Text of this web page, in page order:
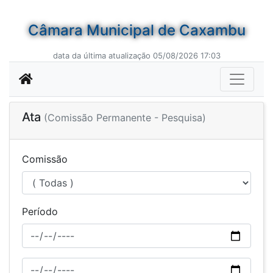
Câmara Municipal de Caxambu
data da última atualização 05/08/2026 17:03
Ata (Comissão Permanente - Pesquisa)
Comissão
Período